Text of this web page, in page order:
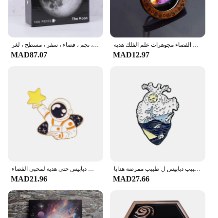
who enjoy frequent room transformations. The
decals are also available in multiple sizes, allowing
you to customize your space and create a cohesive
theme that's as personal as it is captivating.
**Versatile and Adaptable Decor**
children's rooms; they are versatile enough to
complement any room in your home. From a cozy
reading nook to a modern living room, these decals
can be adapted to fit any style or theme. They are
perfect for vendors and suppliers looking to offer a
unique and in-demand product to their customers.
With our space-themed room decals, you can bring
the wonders of the cosmos to any space, making it a
use.
MAD87.07 MAD12.97
MAD21.96 MAD27.66